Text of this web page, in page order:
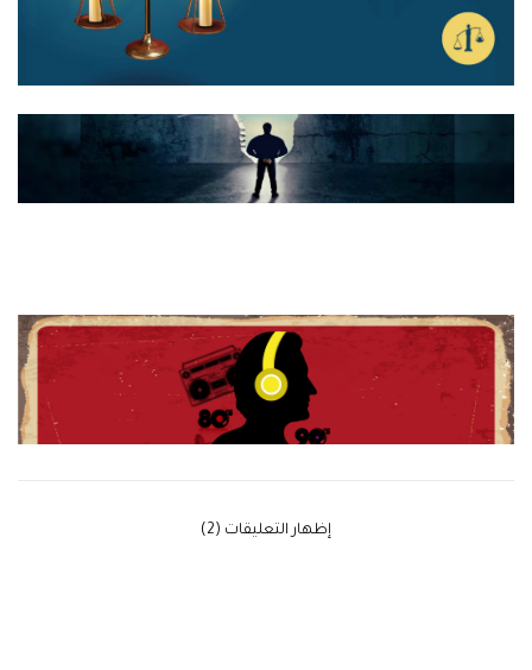
‫إظهار التعليقات (2)